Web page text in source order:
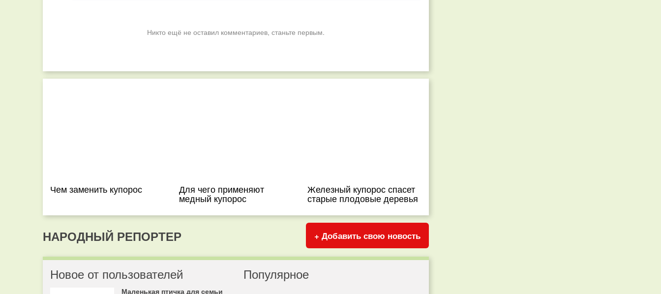
Никто ещё не оставил комментариев, станьте первым.
Чем заменить купорос Для чего применяют
медный купорос
Железный купорос спасет
старые плодовые деревья
НАРОДНЫЙ РЕПОРТЕР + Добавить свою новость
Новое от пользователей
Маленькая птичка для семьи
Популярное